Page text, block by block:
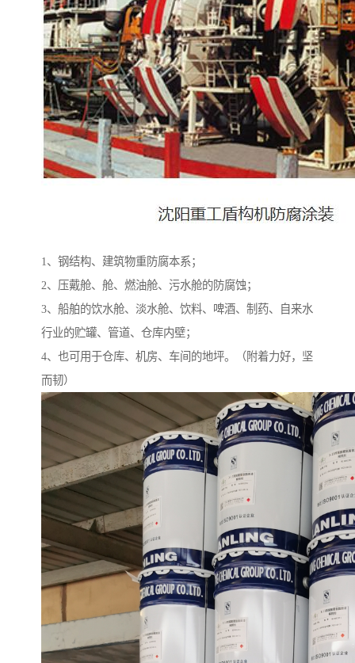
1、钢结构、建筑物重防腐本系；
2、压戴舱、舱、燃油舱、污水舱的防腐蚀；
3、船舶的饮水舱、淡水舱、饮料、啤酒、制药、自来水
行业的贮罐、管道、仓库内壁；
4、也可用于仓库、机房、车间的地坪。（附着力好，坚
而韧）